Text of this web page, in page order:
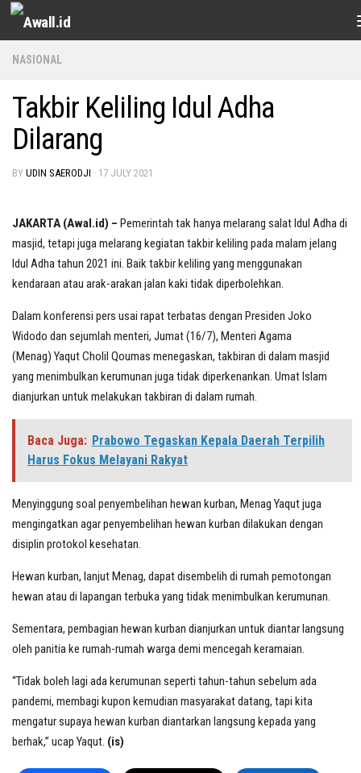
Skip to content
NASIONAL
Takbir Keliling Idul Adha
Dilarang
BY UDIN SAERODJI · 17 JULY 2021
JAKARTA (Awal.id) – Pemerintah tak hanya melarang salat Idul Adha di
masjid, tetapi juga melarang kegiatan takbir keliling pada malam jelang
Idul Adha tahun 2021 ini. Baik takbir keliling yang menggunakan
kendaraan atau arak-arakan jalan kaki tidak diperbolehkan.
Dalam konferensi pers usai rapat terbatas dengan Presiden Joko
Widodo dan sejumlah menteri, Jumat (16/7), Menteri Agama
(Menag) Yaqut Cholil Qoumas menegaskan, takbiran di dalam masjid
yang menimbulkan kerumunan juga tidak diperkenankan. Umat Islam
dianjurkan untuk melakukan takbiran di dalam rumah.
Baca Juga: Prabowo Tegaskan Kepala Daerah Terpilih
Harus Fokus Melayani Rakyat
Menyinggung soal penyembelihan hewan kurban, Menag Yaqut juga
mengingatkan agar penyembelihan hewan kurban dilakukan dengan
disiplin protokol kesehatan.
Hewan kurban, lanjut Menag, dapat disembelih di rumah pemotongan
hewan atau di lapangan terbuka yang tidak menimbulkan kerumunan.
Sementara, pembagian hewan kurban dianjurkan untuk diantar langsung
oleh panitia ke rumah-rumah warga demi mencegah keramaian.
“Tidak boleh lagi ada kerumunan seperti tahun-tahun sebelum ada
pandemi, membagi kupon kemudian masyarakat datang, tapi kita
mengatur supaya hewan kurban diantarkan langsung kepada yang
berhak,” ucap Yaqut. (is)